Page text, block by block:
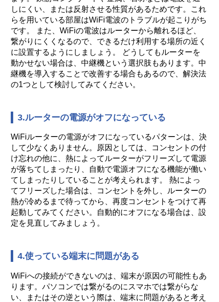
しにくい、または反射させる性質があるためです。これ
らを用いている部屋はWiFi電波のトラブルが起こりがち
です。 また、WiFiの電波はルーターから離れるほど、
繋がりにくくなるので、できるだけ利用する場所の近く
に設置するようにしましょう。 どうしてもルーターを
動かせない場合は、中継機という選択肢もあります。中
継機を導入することで改善する場合もあるので、解決法
の1つとして検討してみてください。
3.ルーターの電源がオフになっている
WiFiルーターの電源がオフになっているパターンは、決
して少なくありません。原因としては、コンセントの付
け忘れの他に、熱によってルーターがフリーズして電源
が落ちてしまったり、自動で電源オフになる機能が働い
てしまったりしていることが考えられます。 熱によっ
てフリーズした場合は、コンセントを外し、ルーターの
熱が冷めるまで待ってから、再度コンセントをつけて再
起動してみてください。自動的にオフになる場合は、設
定を見直してみましょう。
4.使っている端末に問題がある
WiFiへの接続ができないのは、端末が原因の可能性もあ
ります。パソコンでは繋がるのにスマホでは繋がらな
い、またはその逆という際は、端末に問題があると考え